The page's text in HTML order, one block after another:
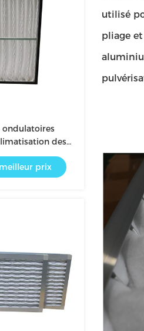
ondulatoires
des
prix
utilisé
pliage